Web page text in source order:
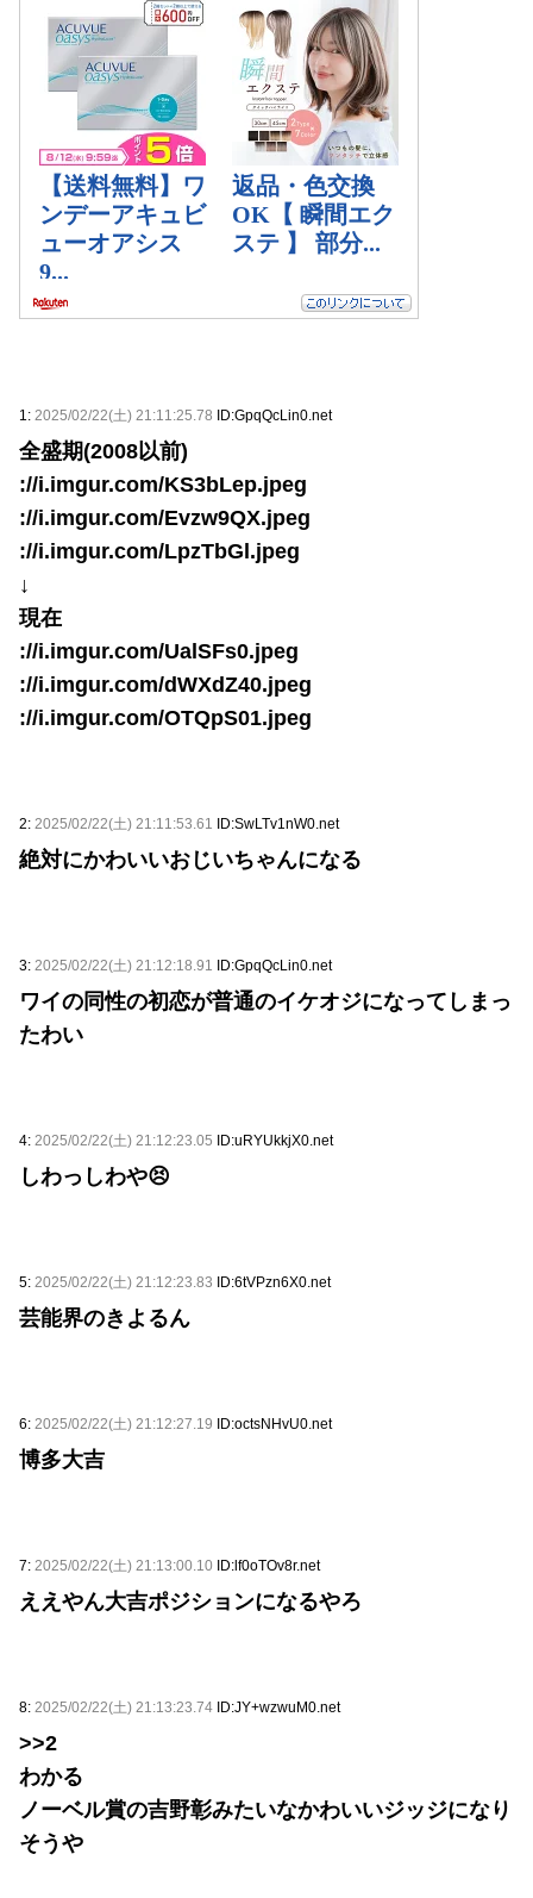
1: 2025/02/22(土) 21:11:25.78 ID:GpqQcLin0.net
全盛期(2008以前)
://i.imgur.com/KS3bLep.jpeg
://i.imgur.com/Evzw9QX.jpeg
://i.imgur.com/LpzTbGl.jpeg
↓
現在
://i.imgur.com/UalSFs0.jpeg
://i.imgur.com/dWXdZ40.jpeg
://i.imgur.com/OTQpS01.jpeg
2: 2025/02/22(土) 21:11:53.61 ID:SwLTv1nW0.net
絶対にかわいいおじいちゃんになる
3: 2025/02/22(土) 21:12:18.91 ID:GpqQcLin0.net
ワイの同性の初恋が普通のイケオジになってしまっ
たわい
4: 2025/02/22(土) 21:12:23.05 ID:uRYUkkjX0.net
しわっしわや😣
5: 2025/02/22(土) 21:12:23.83 ID:6tVPzn6X0.net
芸能界のきよるん
6: 2025/02/22(土) 21:12:27.19 ID:octsNHvU0.net
博多大吉
7: 2025/02/22(土) 21:13:00.10 ID:lf0oTOv8r.net
ええやん大吉ポジションになるやろ
8: 2025/02/22(土) 21:13:23.74 ID:JY+wzwuM0.net
>>2
わかる
ノーベル賞の吉野彰みたいなかわいいジッジになり
そうや